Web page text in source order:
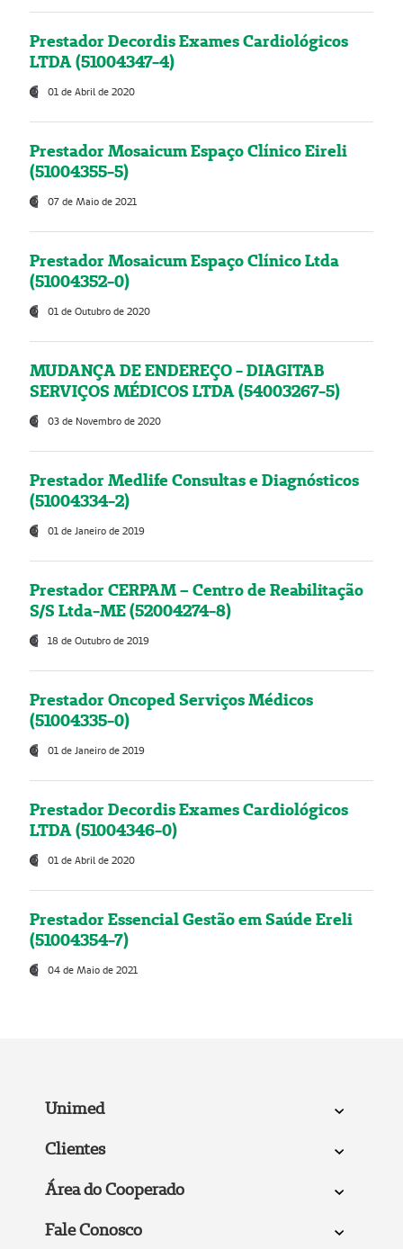
Prestador Decordis Exames Cardiológicos
LTDA (51004347-4)
01 de Abril de 2020
Prestador Mosaicum Espaço Clínico Eireli
(51004355-5)
07 de Maio de 2021
Prestador Mosaicum Espaço Clínico Ltda
(51004352-0)
01 de Outubro de 2020
MUDANÇA DE ENDEREÇO - DIAGITAB
SERVIÇOS MÉDICOS LTDA (54003267-5)
03 de Novembro de 2020
Prestador Medlife Consultas e Diagnósticos
(51004334-2)
01 de Janeiro de 2019
Prestador CERPAM – Centro de Reabilitação
S/S Ltda-ME (52004274-8)
18 de Outubro de 2019
Prestador Oncoped Serviços Médicos
(51004335-0)
01 de Janeiro de 2019
Prestador Decordis Exames Cardiológicos
LTDA (51004346-0)
01 de Abril de 2020
Prestador Essencial Gestão em Saúde Ereli
(51004354-7)
04 de Maio de 2021
Unimed
Clientes
Área do Cooperado
Fale Conosco